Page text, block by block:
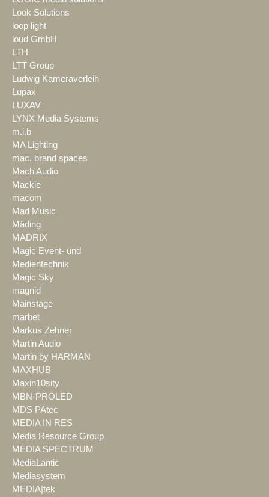
Look Solutions
loop light
loud GmbH
LTH
LTT Group
Ludwig Kameraverleih
Lupax
LUXAV
LYNX Media Systems
m.i.b
MA Lighting
mac. brand spaces
Mach Audio
Mackie
macom
Mad Music
Mäding
MADRIX
Magic Event- und
Medientechnik
Magic Sky
magnid
Mainstage
marbet
Markus Zehner
Martin Audio
Martin by HARMAN
MAXHUB
Maxin10sity
MBN-PROLED
MDS PAtec
MEDIA IN RES
Media Resource Group
MEDIA SPECTRUM
MediaLantic
Mediasystem
MEDIA|tek